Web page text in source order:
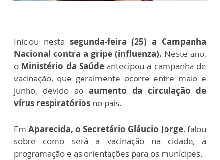
Iniciou nesta segunda-feira (25) a Campanha
Nacional contra a gripe (influenza). Neste ano,
o Ministério da Saúdeantecipou a campanha de
vacinação, que geralmente ocorre entre maio e
junho, devido ao aumento da circulação de
vírus respiratórios no país.
Em Aparecida, o Secretário Gláucio Jorge, falou
sobre como será a vacinação na cidade, a
programação e as orientações para os munícipes.